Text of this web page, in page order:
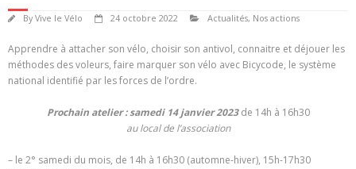
ByVive le Vélo 24 octobre 2022 Actualités, Nos actions
Apprendre à attacher son vélo, choisir son antivol, connaitre et déjouer les
méthodes des voleurs, faire marquer son vélo avec Bicycode, le système
national identifié par les forces de l’ordre.
Prochain atelier : samedi 14 janvier 2023de 14h à 16h30
au local de l’association
– le 2° samedi du mois, de 14h à 16h30 (automne-hiver), 15h-17h30